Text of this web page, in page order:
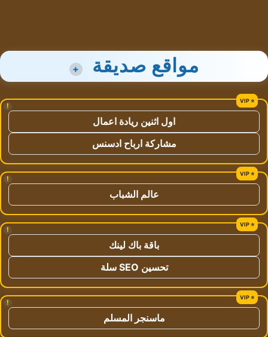
مواقع صديقة +
!
اول اثنين ريادة اعمال
مشاركة ارباح ادسنس
!
عالم الشباب
!
باقة باك لينك
تحسين SEO سلة
!
ماسنجر المسلم